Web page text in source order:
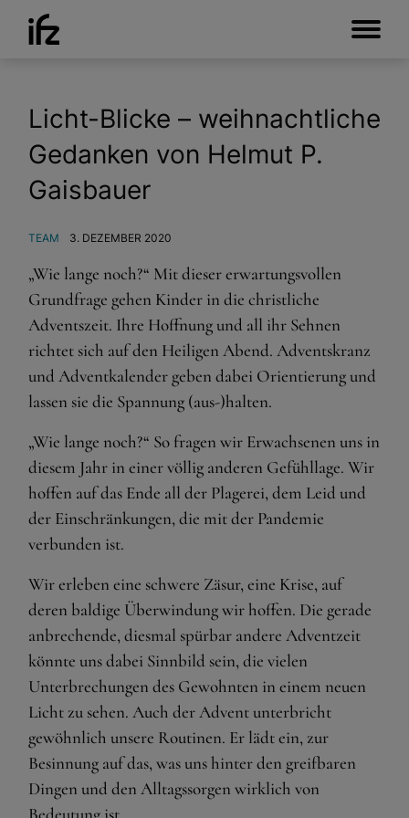
Licht-Blicke – weihnachtliche
Gedanken von Helmut P.
Gaisbauer
TEAM 3. DEZEMBER 2020
„Wie lange noch?“ Mit dieser erwartungsvollen
Grundfrage gehen Kinder in die christliche
Adventszeit. Ihre Hoffnung und all ihr Sehnen
richtet sich auf den Heiligen Abend. Adventskranz
und Adventkalender geben dabei Orientierung und
lassen sie die Spannung (aus-)halten.
„Wie lange noch?“ So fragen wir Erwachsenen uns in
diesem Jahr in einer völlig anderen Gefühllage. Wir
hoffen auf das Ende all der Plagerei, dem Leid und
der Einschränkungen, die mit der Pandemie
verbunden ist.
Wir erleben eine schwere Zäsur, eine Krise, auf
deren baldige Überwindung wir hoffen. Die gerade
anbrechende, diesmal spürbar andere Adventzeit
könnte uns dabei Sinnbild sein, die vielen
Unterbrechungen des Gewohnten in einem neuen
Licht zu sehen. Auch der Advent unterbricht
gewöhnlich unsere Routinen. Er lädt ein, zur
Besinnung auf das, was uns hinter den greifbaren
Dingen und den Alltagssorgen wirklich von